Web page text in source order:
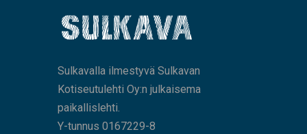
Sulkavalla ilmestyvä Sulkavan
Kotiseutulehti Oy:n julkaisema
paikallislehti.
Y-tunnus 0167229-8